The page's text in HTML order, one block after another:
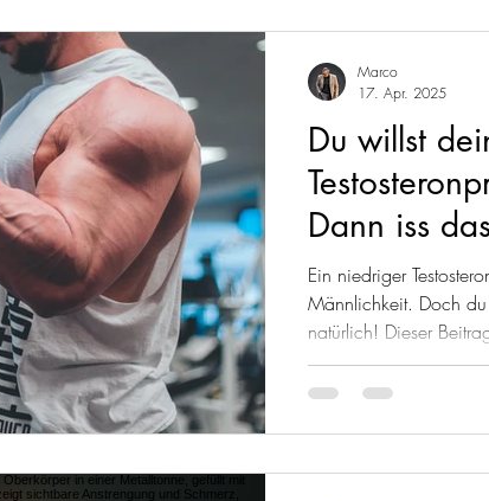
Du willst
Dann iss
Ein niedriger
Männlichkeit. Doch
natürlich! Dieser
Ernährung, gezieltem
dein Testosteron
Marco
17. Apr. 2025